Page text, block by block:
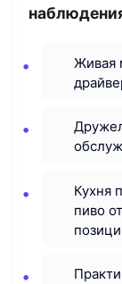
Живая
Кухня
пиво